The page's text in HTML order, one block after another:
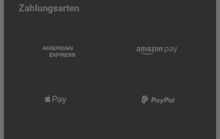
Zahlungsarten